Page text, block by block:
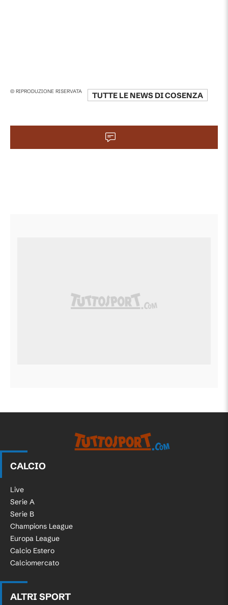
© RIPRODUZIONE RISERVATA TUTTE LE NEWS DICOSENZA
CALCIO
Live
Serie A
Serie B
Champions League
Europa League
Calcio Estero
Calciomercato
ALTRI SPORT